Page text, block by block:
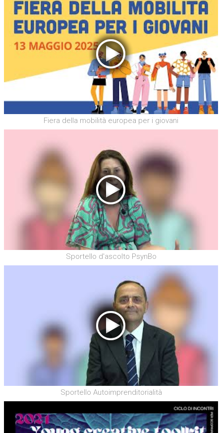
Fiera della mobilità europea per i giovani
Sportello d'ascolto PsynBo
Sportello Autoimprenditorialità